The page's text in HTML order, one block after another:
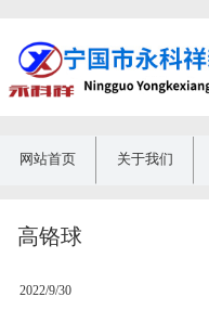
网站首页 关于我们
高铬球
2022/9/30